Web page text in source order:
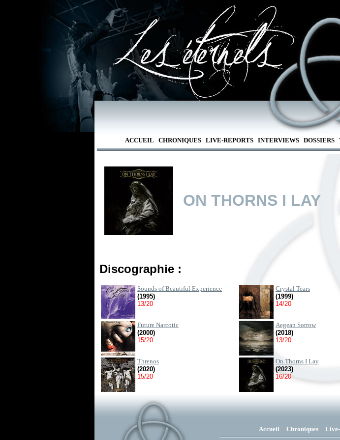
ACCUEIL CHRONIQUES LIVE-REPORTS INTERVIEWS DOSSIERS
ON THORNS I LAY
Discographie :
Sounds of Beautiful Experience
(1995)
13/20
Crystal Tears
(1999)
14/20
Future Narcotic
(2000)
15/20
Aegean Sorrow
(2018)
13/20
Threnos
(2020)
15/20
On Thorns I Lay
(2023)
16/20
Accueil Chroniques